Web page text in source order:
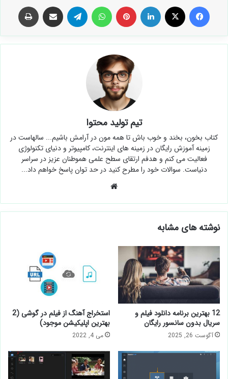
فیس بوک لینکدین ‫پین‌ترست تلگرام اشتراک گذاری از طریق ایمیل
تیم تولید محتوا
کتاب بخون، بخند و خوب باش تا همه مون در آرامش باشیم... سالهاست در
زمینه آموزش رایگان در زمینه های اینترنت، کامپیوتر و دنیای تکنولوژی
فعالیت می کنم و هدفم ارتقای سطح علمی هموطنان عزیز در سراسر
دنیاست. سوالات خود را مطرح کنید در حد توان پاسخ خواهم داد...
نوشته های مشابه
12 بهترین برنامه دانلود فیلم و
سریال بدون سانسور رایگان
آگوست 26, 2025
استخراج آهنگ از فيلم در گوشی (2
بهترین اپلیکیشن موجود)
می 4, 2022